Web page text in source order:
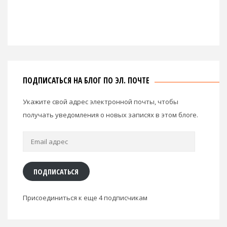
ПОДПИСАТЬСЯ НА БЛОГ ПО ЭЛ. ПОЧТЕ
Укажите свой адрес электронной почты, чтобы
получать уведомления о новых записях в этом блоге.
Email
ПОДПИСАТЬСЯ
Присоединиться к еще 4 подписчикам